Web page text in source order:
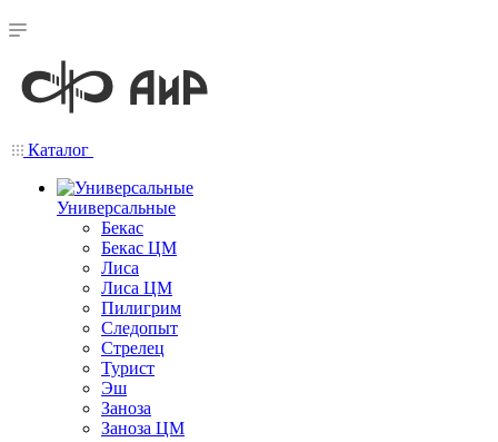
Каталог
Универсальные
Бекас
Бекас ЦМ
Лиса
Лиса ЦМ
Пилигрим
Следопыт
Стрелец
Турист
Эш
Заноза
Заноза ЦМ